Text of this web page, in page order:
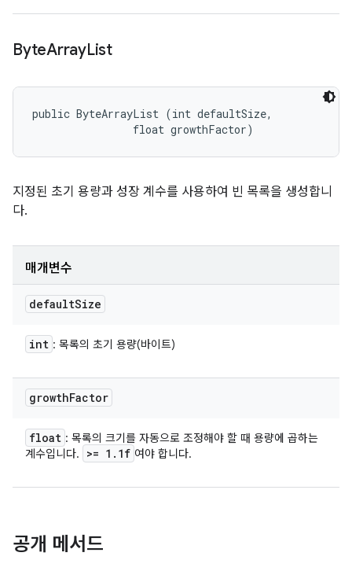
ByteArrayList
public ByteArrayList (int defaultSize,
                float growthFactor)
지정된 초기 용량과 성장 계수를 사용하여 빈 목록을 생성합니
다.
매개변수
defaultSize
int : 목록의 초기 용량(바이트)
growthFactor
float : 목록의 크기를 자동으로 조정해야 할 때 용량에 곱하는
계수입니다.
>= 1 . 1f 여야 합니다.
공개 메서드